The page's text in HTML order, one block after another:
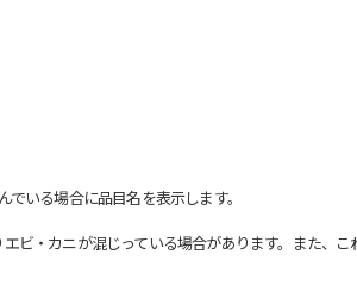
いる場合に品目名を表示します。
・カニが混じっている場合があります。また、こ